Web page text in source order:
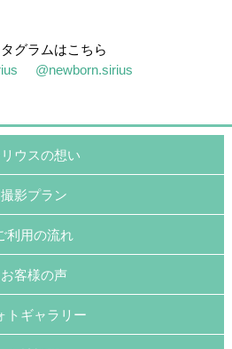
グラムはこちら
@newborn.sirius
ウスの想い
撮影プラン
利用の流れ
お客様の声
トギャラリー